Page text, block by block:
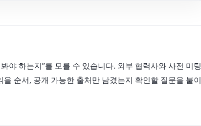
야 하는지”를 모를 수 있습니다. 외부 협력사와 사전 미팅
순서, 공개 가능한 출처만 남겼는지 확인할 질문을 붙이